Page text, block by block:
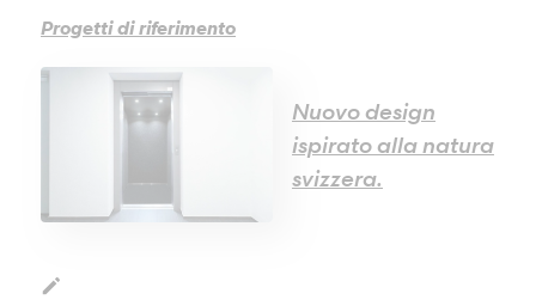
La Chaux-de-Fonds
Losanna
Steinach
modelli, AS Ascensori è l’indirizzo obbligato in Svizzera.
versatilità al vostro servizio.
Progetti di riferimento
Nuovo design
ispirato alla natura
svizzera.